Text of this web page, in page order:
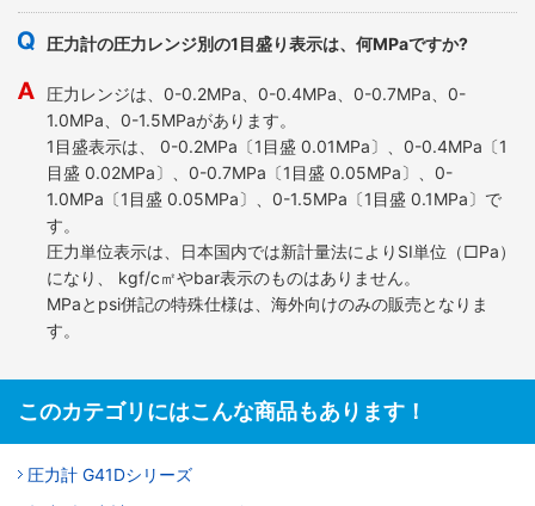
圧力計の圧力レンジ別の1目盛り表示は、何MPaですか?
圧力レンジは、0-0.2MPa、0-0.4MPa、0-0.7MPa、0-
1.0MPa、0-1.5MPaがあります。
1目盛表示は、 0-0.2MPa〔1目盛 0.01MPa〕、0-0.4MPa〔1
目盛 0.02MPa〕、0-0.7MPa〔1目盛 0.05MPa〕、0-
1.0MPa〔1目盛 0.05MPa〕、0-1.5MPa〔1目盛 0.1MPa〕で
す。
圧力単位表示は、日本国内では新計量法によりSI単位（□Pa）
になり、 kgf/c㎡やbar表示のものはありません。
MPaとpsi併記の特殊仕様は、海外向けのみの販売となりま
す。
このカテゴリにはこんな商品もあります！
圧力計 G41Dシリーズ